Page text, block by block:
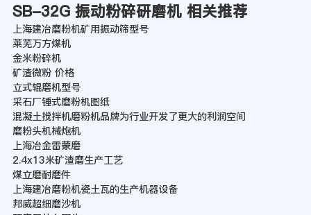
SB-32G 振动粉碎研磨机 相关推荐
上海建冶磨粉机矿用振动筛型号
莱芜万方煤机
金米粉碎机
矿渣微粉 价格
立式辊磨机型号
采石厂锤式磨粉机图纸
混凝土搅拌机磨粉机品牌为行业开发了更大的利润空间
磨粉头机械炮机
上海冶金雷蒙磨
2.4x13米矿渣磨生产工艺
煤立磨耐磨件
上海建冶磨粉机瓷土瓦的生产机器设备
邦威超细磨沙机